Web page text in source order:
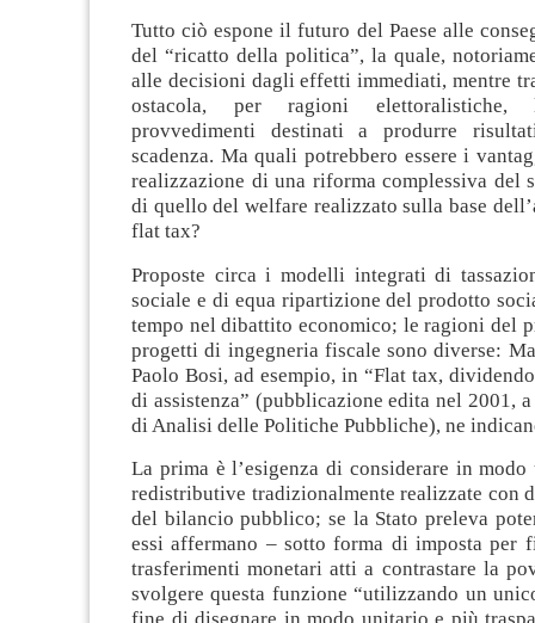
Tutto ciò espone il futuro del Paese alle
del “ricatto della politica”, la quale,
alle decisioni dagli effetti immediati, mentre
ostacola, per ragioni elettoralistiche,
provvedimenti destinati a produrre
scadenza. Ma quali potrebbero essere i
realizzazione di una riforma complessiva del
di quello del welfare realizzato sulla base
flat tax?
Proposte circa i modelli integrati di
sociale e di equa ripartizione del prodotto
tempo nel dibattito economico; le ragioni del
progetti di ingegneria fiscale sono diverse:
Paolo Bosi, ad esempio, in “Flat tax,
di assistenza” (pubblicazione edita nel 2001,
di Analisi delle Politiche Pubbliche), ne
La prima è l’esigenza di considerare in
redistributive tradizionalmente realizzate con
del bilancio pubblico; se la Stato preleva
essi affermano – sotto forma di imposta per
trasferimenti monetari atti a contrastare la
svolgere questa funzione “utilizzando un